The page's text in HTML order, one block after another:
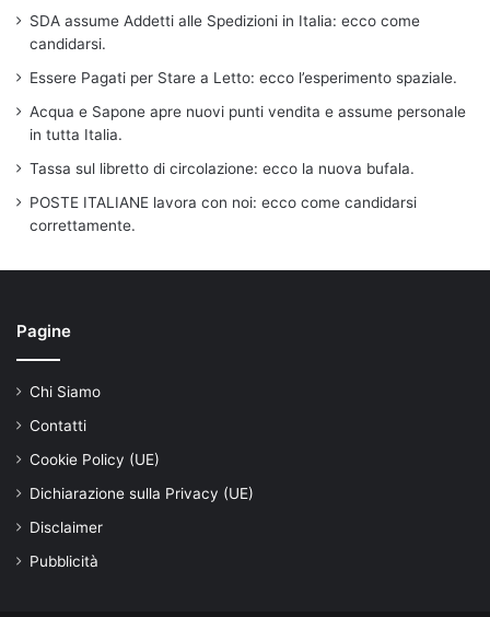
SDA assume Addetti alle Spedizioni in Italia: ecco come
candidarsi.
Essere Pagati per Stare a Letto: ecco l’esperimento spaziale.
Acqua e Sapone apre nuovi punti vendita e assume personale
in tutta Italia.
Tassa sul libretto di circolazione: ecco la nuova bufala.
POSTE ITALIANE lavora con noi: ecco come candidarsi
correttamente.
Pagine
Chi Siamo
Contatti
Cookie Policy (UE)
Dichiarazione sulla Privacy (UE)
Disclaimer
Pubblicità